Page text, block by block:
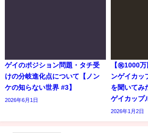
ゲイのポジション問題・タチ受
けの分岐進化点について【ノン
ケの知らない世界 #3】
2026年6月1日
【㊗️1000
ンゲイカッ
を聞いてみ
ゲイカップ
2026年1月2日